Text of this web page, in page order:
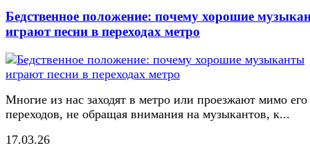
Бедственное положение: почему хорошие
играют песни в переходах метро
Многие из нас заходят в метро или проезжают мимо его
переходов, не обращая внимания на музыкантов, к...
17.03.26